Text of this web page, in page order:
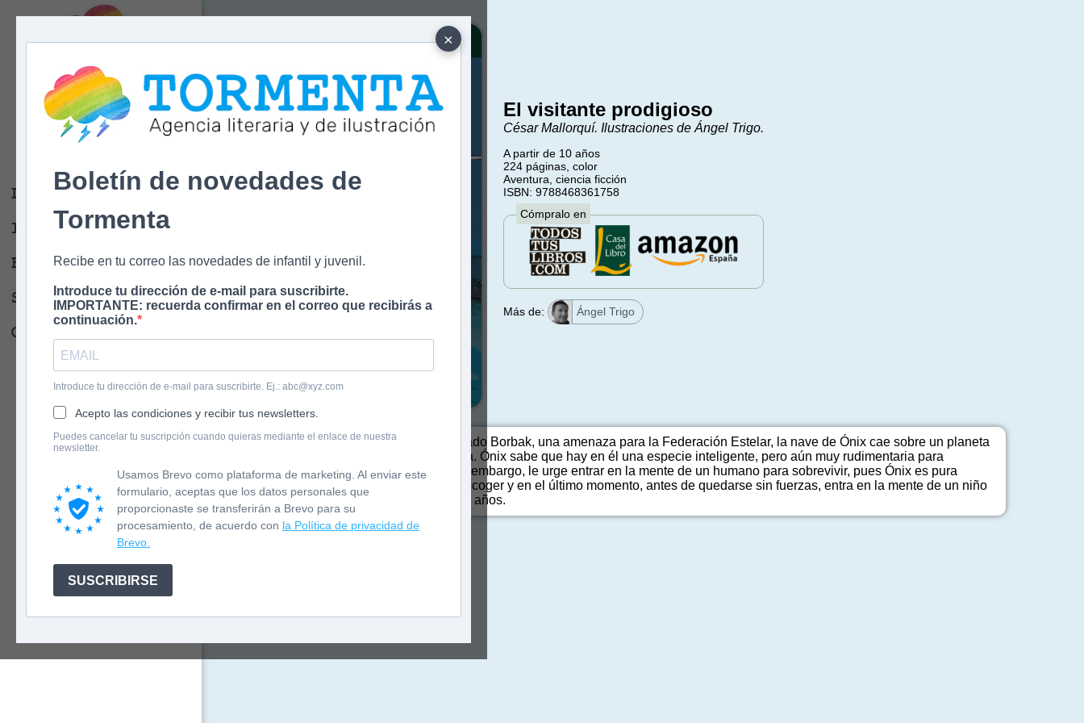
×
Boletín de novedades de
Tormenta
Recibe en tu correo las novedades de infantil y juvenil.
Introduce tu dirección de e-mail para suscribirte.
IMPORTANTE: recuerda confirmar en el correo que recibirás a
continuación.
Introduce tu dirección de e-mail para suscribirte. Ej.: abc@xyz.com
Acepto las condiciones y recibir tus newsletters.
Puedes cancelar tu suscripción cuando quieras mediante el enlace de nuestra
newsletter.
Usamos Brevo como plataforma de marketing. Al enviar este
formulario, aceptas que los datos personales que
proporcionaste se transferirán a Brevo para su
procesamiento, de acuerdo con la Política de privacidad de
Brevo.
SUSCRIBIRSE
Tormenta
Agencia literaria
Libros
Ilustradores
Escritores
Sobre nosotros
Contacto
English version
Newsletter
El visitante prodigioso
César Mallorquí. Ilustraciones de Ángel Trigo.
A partir de 10 años
224 páginas, color
Aventura, ciencia ficción
ISBN: 9788468361758
Cómpralo en
Más de: Ángel Trigo
Durante la persecución al malvado Borbak, una amenaza para la Federación Estelar, la nave de Ónix cae sobre un planeta
con vida primitiva llamado Tierra. Ónix sabe que hay en él una especie inteligente, pero aún muy rudimentaria para
pertenecer a la Federación. Sin embargo, le urge entrar en la mente de un humano para sobrevivir, pues Ónix es pura
energía. No encuentra donde escoger y en el último momento, antes de quedarse sin fuerzas, entra en la mente de un niño
que duerme: Guillermo, de doce años.